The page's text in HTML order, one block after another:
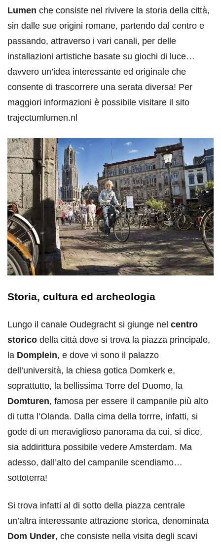
Lumen che consiste nel rivivere la storia della città,
sin dalle sue origini romane, partendo dal centro e
passando, attraverso i vari canali, per delle
installazioni artistiche basate su giochi di luce…
davvero un’idea interessante ed originale che
consente di trascorrere una serata diversa! Per
maggiori informazioni è possibile visitare il sito
trajectumlumen.nl
Storia, cultura ed archeologia
Lungo il canale Oudegracht si giunge nel centro
storico della città dove si trova la piazza principale,
la Domplein, e dove vi sono il palazzo
dell’università, la chiesa gotica Domkerk e,
soprattutto, la bellissima Torre del Duomo, la
Domturen, famosa per essere il campanile più alto
di tutta l’Olanda. Dalla cima della torrre, infatti, si
gode di un meraviglioso panorama da cui, si dice,
sia addirittura possibile vedere Amsterdam. Ma
adesso, dall’alto del campanile scendiamo…
sottoterra!
Si trova infatti al di sotto della piazza centrale
un’altra interessante attrazione storica, denominata
Dom Under, che consiste nella visita degli scavi